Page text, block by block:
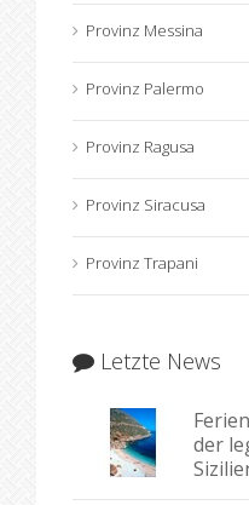
Provinz Messina
Provinz Palermo
Provinz Ragusa
Provinz Siracusa
Provinz Trapani
Letzte News
der